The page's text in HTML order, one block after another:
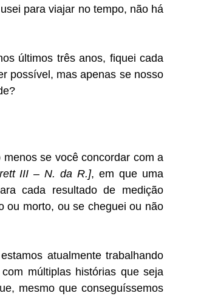
para viajar no tempo, não há
últimos três anos, fiquei cada
possível, mas apenas se nosso
se você concordar com a
III – N. da R.], em que uma
cada resultado de medição
ou morto, ou se cheguei ou não
atualmente trabalhando
múltiplas histórias que seja
mesmo que conseguíssemos